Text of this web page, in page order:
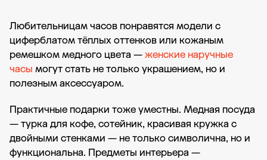
Любительницам часов понравятся модели с
циферблатом тёплых оттенков или кожаным
ремешком медного цвета — женские наручные
часы могут стать не только украшением, но и
полезным аксессуаром.
Практичные подарки тоже уместны. Медная посуда
— турка для кофе, сотейник, красивая кружка с
двойными стенками — не только символична, но и
функциональна. Предметы интерьера —